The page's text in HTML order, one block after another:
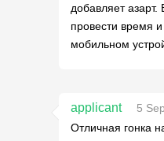
добавляет
провести время
мобильном
applicant
5
Отличная гонка